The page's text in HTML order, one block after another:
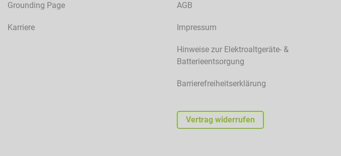
Grounding Page
Karriere
AGB
Impressum
Hinweise zur Elektroaltgeräte- &
Batterieentsorgung
Barrierefreiheitserklärung
Vertrag widerrufen